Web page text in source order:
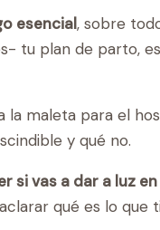
esencial, sobre
tu plan de parto,
la maleta para el
y qué no.
si vas a dar a luz
qué es lo que